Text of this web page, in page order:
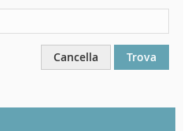
Cancella Trova